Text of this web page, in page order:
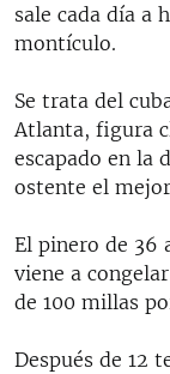
sale cada día a
montículo.
Se trata del
Atlanta, figura
escapado en la
ostente el
El pinero de 36
viene a
de 100 millas
Después de 12